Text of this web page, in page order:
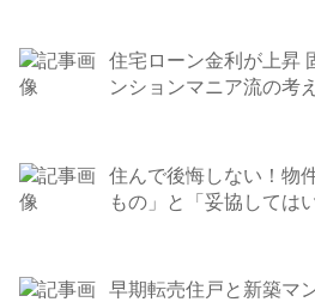
住宅ローン金利が上昇
ンションマニア流の考
住んで後悔しない！物
もの」と「妥協しては
早期転売住戸と新築マ